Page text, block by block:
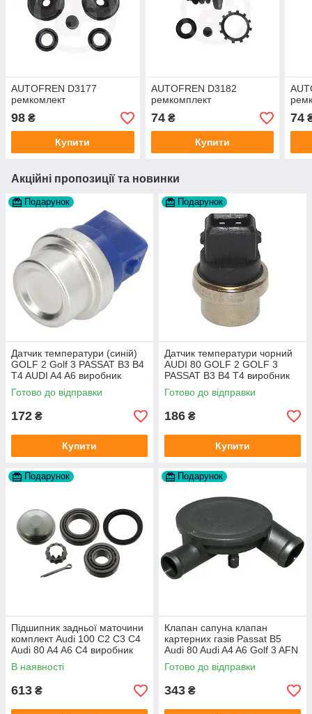
AUTOFREN D3177
ремкомлект
98 ₴
Купити
AUTOFREN D3182
ремкомплект
74₴
Купити
74
Акційні пропозиції та новинки
Подарунок
Датчик температури (синій)
GOLF 2 Golf 3 PASSAT B3 B4
T4 AUDI A4 A6 виробник
Topran Німеччина
Готово до відправки
172 ₴
Купити
Подарунок
Датчик температури чорний
AUDI 80 GOLF 2 GOLF 3
PASSAT B3 B4 T4 виробник
TOPRAN Німеччина
Готово до відправки
186 ₴
Купити
Подарунок
Підшипник задньої маточини
комплект Audi 100 C2 C3 C4
Audi 80 A4 A6 C4 виробник
FAG
В наявності
613 ₴
Подарунок
Клапан сапуна клапан
картерних газів Passat B5
Audi 80 Audi A4 A6 Golf 3 AFN
1Y AAZ 1Z AFF AEY AAZ AHB
AHU
Готово до відправки
343 ₴